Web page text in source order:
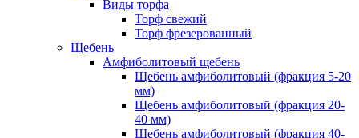
Виды торфа
Торф свежий
Торф фрезерованный
Щебень
Амфиболитовый щебень
Щебень амфиболитовый (фракция 5-20
мм)
Щебень амфиболитовый (фракция 20-
40 мм)
Щебень амфиболитовый (фракция 40-